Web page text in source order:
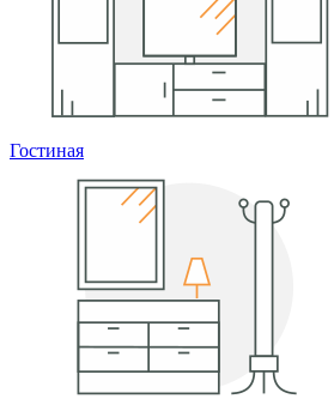
Гостиная